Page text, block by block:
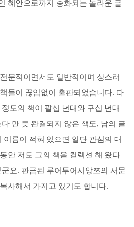
혜안으로까지 승화되는 놀라운 글
문적이면서도 일반적이며 상스러
들이 끊임없이 출판되었습니다. 따
도의 책이 팔십 년대와 구십 년대
만 듯 완결되지 않은 책도, 남의 글
이름이 적혀 있으면 일단 관심의 대
안 저도 그의 책을 컬렉션 해 왔다
요. 판금된 루어투어시앙쯔의 서문
사해서 가지고 있기도 합니다.